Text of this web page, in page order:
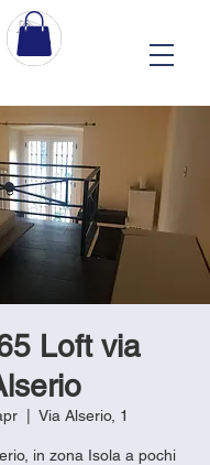
Loft via
  |
Via Alserio, 1
in zona Isola a pochi